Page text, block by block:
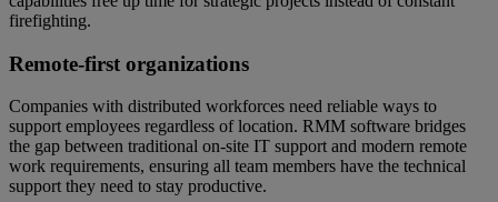
firefighting.
Remote-first organizations
Companies with distributed workforces need reliable ways to
support employees regardless of location. RMM software bridges
the gap between traditional on-site IT support and modern remote
work requirements, ensuring all team members have the technical
support they need to stay productive.